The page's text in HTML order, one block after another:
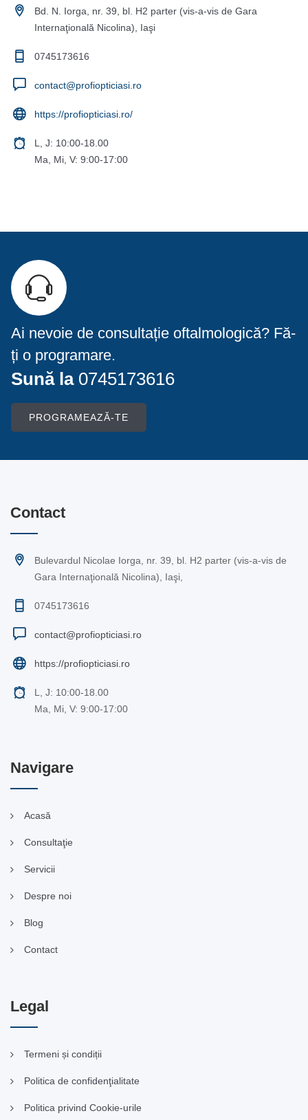
Bd. N. Iorga, nr. 39, bl. H2 parter (vis-a-vis de Gara
Internaţională Nicolina), Iaşi
0745173616
contact@profiopticiasi.ro
https://profiopticiasi.ro/
L, J: 10:00-18.00
Ma, Mi, V: 9:00-17:00
Ai nevoie de consultație oftalmologică? Fă-
ți o programare.
Sună la 0745173616
PROGRAMEAZĂ-TE
Contact
Bulevardul Nicolae Iorga, nr. 39, bl. H2 parter (vis-a-vis de
Gara Internaţională Nicolina), Iaşi,
0745173616
contact@profiopticiasi.ro
https://profiopticiasi.ro
L, J: 10:00-18.00
Ma, Mi, V: 9:00-17:00
Navigare
Acasă
Consultaţie
Servicii
Despre noi
Blog
Contact
Legal
Termeni și condiții
Politica de confidenţialitate
Politica privind Cookie-urile